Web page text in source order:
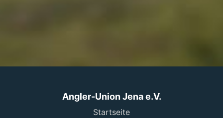
Angler-Union Jena e.V.
Startseite